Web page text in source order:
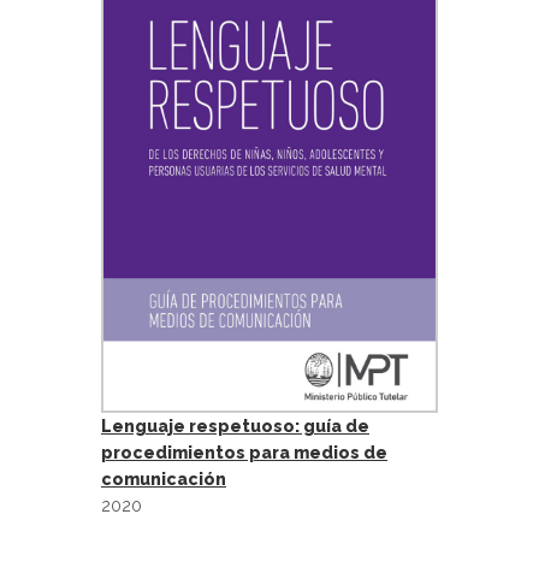
Lenguaje respetuoso: guía de
procedimientos para medios de
comunicación
2020